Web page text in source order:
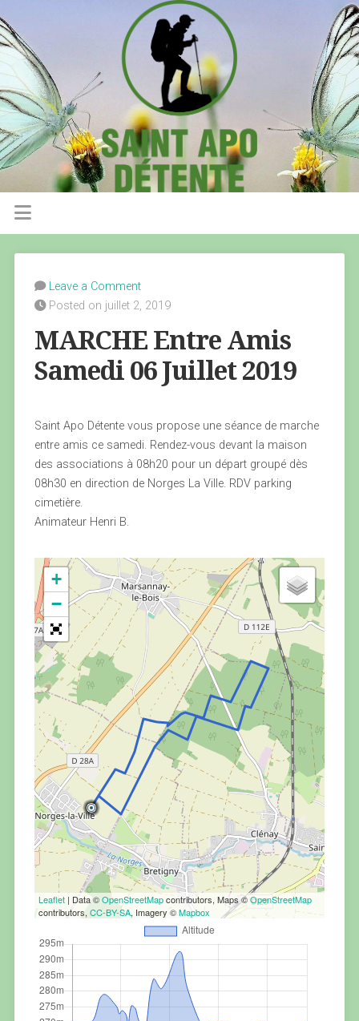
Leave a Comment
Posted on juillet 2, 2019
MARCHE Entre Amis
Samedi 06 Juillet 2019
Saint Apo Détente vous propose une séance de marche
entre amis ce samedi. Rendez-vous devant la maison
des associations à 08h20 pour un départ groupé dès
08h30 en direction de Norges La Ville. RDV parking
cimetière.
Animateur Henri B.
+
−
Leaflet| Data ©OpenStreetMapcontributors, Maps ©OpenStreetMap
contributors, CC-BY-SA, Imagery ©Mapbox